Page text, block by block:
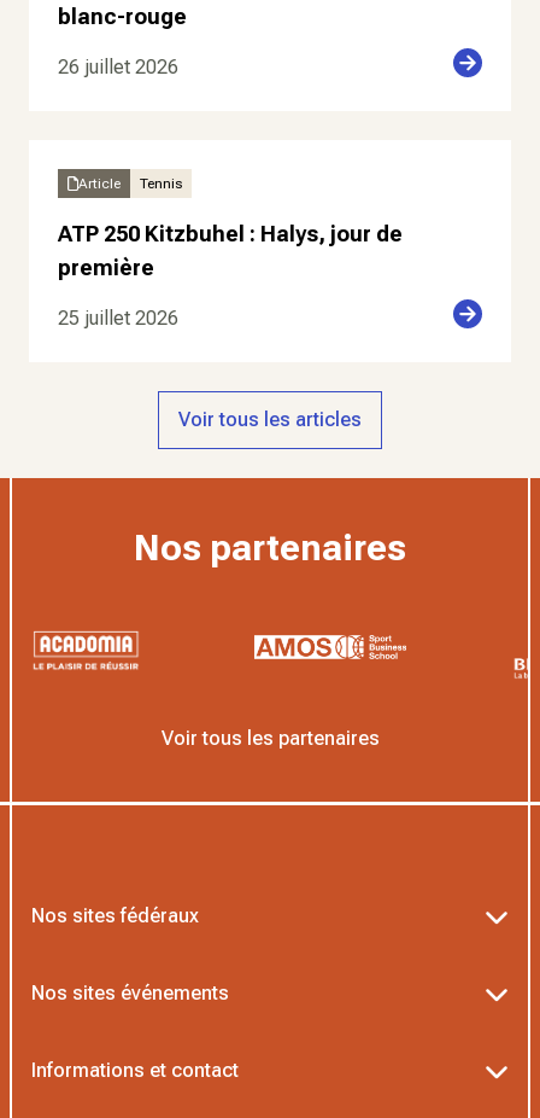
blanc-rouge
26 juillet 2026
Article Tennis
ATP 250 Kitzbuhel : Halys, jour de
première
25 juillet 2026
Voir tous les articles
Nos partenaires
Voir tous les partenaires
Nos sites fédéraux
Nos sites événements
Informations et contact